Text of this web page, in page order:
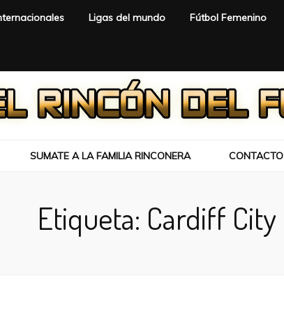
Ligas del mundo Fútbol Femenino
SUMATE A LA FAMILIA RINCONERA CONTACTO
Etiqueta: Cardiff City